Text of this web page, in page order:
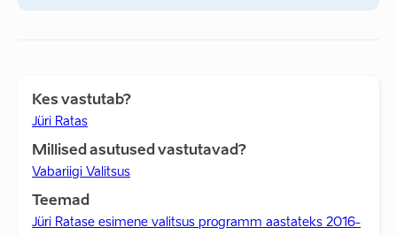
Kes vastutab?
Jüri Ratas
Millised asutused vastutavad?
Vabariigi Valitsus
Teemad
Jüri Ratase esimene valitsus programm aastateks 2016-